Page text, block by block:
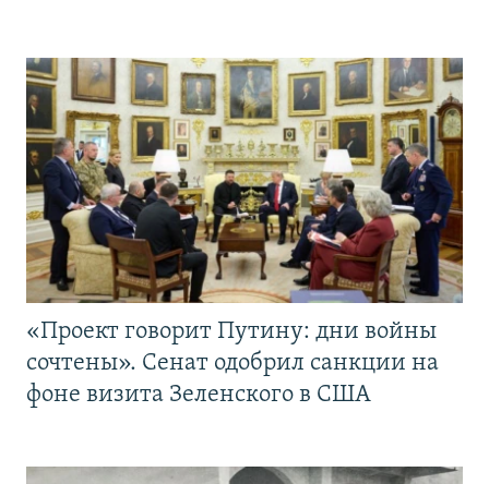
«Проект говорит Путину: дни войны
сочтены». Сенат одобрил санкции на
фоне визита Зеленского в США